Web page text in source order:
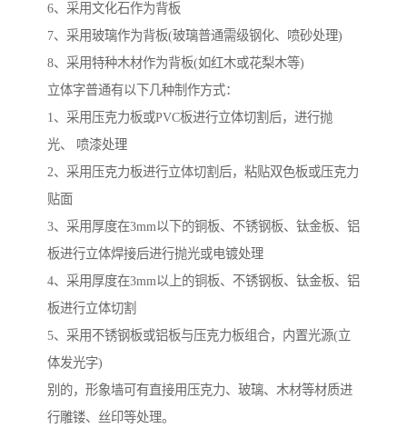
6、采用文化石作为背板
7、采用玻璃作为背板(玻璃普通需级钢化、喷砂处理)
8、采用特种木材作为背板(如红木或花梨木等)
立体字普通有以下几种制作方式：
1、采用压克力板或PVC板进行立体切割后，进行抛
光、 喷漆处理
2、采用压克力板进行立体切割后，粘贴双色板或压克力
贴面
3、采用厚度在3mm以下的铜板、不锈钢板、钛金板、铝
板进行立体焊接后进行抛光或电镀处理
4、采用厚度在3mm以上的铜板、不锈钢板、钛金板、铝
板进行立体切割
5、采用不锈钢板或铝板与压克力板组合，内置光源(立
体发光字)
别的，形象墙可有直接用压克力、玻璃、木材等材质进
行雕镂、丝印等处理。